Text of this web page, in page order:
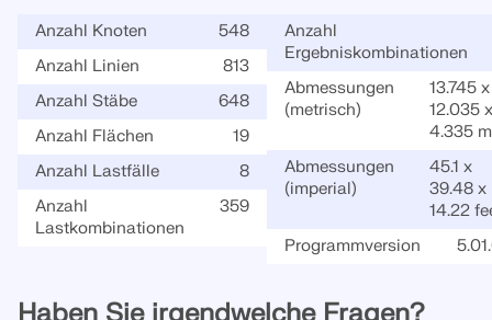
Überholte Produkte
Anzahl Knoten
548
Anzahl Linien
813
Anzahl Stäbe
648
Anzahl Flächen
19
Anzahl Lastfälle
8
Anzahl
Lastkombinationen
359
Anzahl
Ergebniskombinationen
Abmessungen
(metrisch)
13.745 x
12.035 x
4.335 m
Abmessungen
(imperial)
45.1 x
39.48 x
14.22
Programmversion